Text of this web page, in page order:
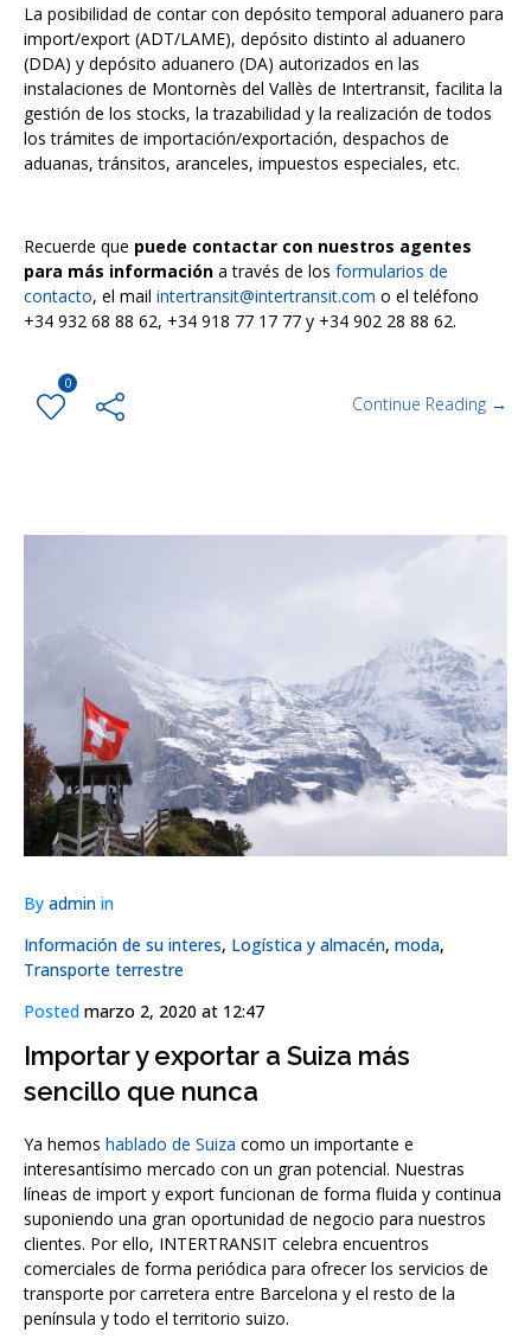
La posibilidad de contar con depósito temporal aduanero para
import/export (ADT/LAME), depósito distinto al aduanero
(DDA) y depósito aduanero (DA) autorizados en las
instalaciones de Montornès del Vallès de Intertransit, facilita la
gestión de los stocks, la trazabilidad y la realización de todos
los trámites de importación/exportación, despachos de
aduanas, tránsitos, aranceles, impuestos especiales, etc.
Recuerde que puede contactar con nuestros agentes
para más información a través de los formularios de
contacto, el mail intertransit@intertransit.com o el teléfono
+34 932 68 88 62, +34 918 77 17 77 y +34 902 28 88 62.
0
Continue Reading →
By admin in
Información de su interes, Logística y almacén, moda,
Transporte terrestre
Posted marzo 2, 2020 at 12:47
Importar y exportar a Suiza más
sencillo que nunca
Ya hemos hablado de Suiza como un importante e
interesantísimo mercado con un gran potencial. Nuestras
líneas de import y export funcionan de forma fluida y continua
suponiendo una gran oportunidad de negocio para nuestros
clientes. Por ello, INTERTRANSIT celebra encuentros
comerciales de forma periódica para ofrecer los servicios de
transporte por carretera entre Barcelona y el resto de la
península y todo el territorio suizo.